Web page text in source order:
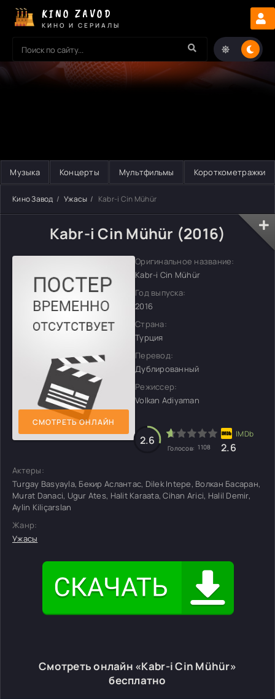
KINO ZAVOD
КИНО И СЕРИАЛЫ
Музыка Концерты Мультфильмы Короткометражки
Кино Завод Ужасы Kabr-i Cin Mühür
Kabr-i Cin Mühür (2016)
СМОТРЕТЬ ОНЛАЙН
Оригинальное название:
Kabr-i Cin Mühür
Год выпуска:
2016
Страна:
Турция
Перевод:
Дублированный
Режиссер:
Volkan Adiyaman
2.6
Голосов: 1108 2.6
Актеры:
Turgay Basyayla, Бекир Аслантас, Dilek Intepe, Волкан Басаран,
Murat Danaci, Ugur Ates, Halit Karaata, Cihan Arici, Halil Demir,
Aylin Kiliçarslan
Жанр:
Ужасы
Смотреть онлайн «Kabr-i Cin Mühür»
бесплатно